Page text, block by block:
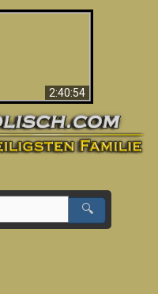
2:40:54
🔍